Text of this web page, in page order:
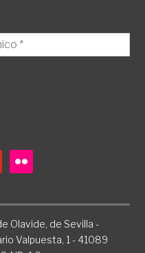
flickr
Olavide, de Sevilla -
Valpuesta, 1 - 41089